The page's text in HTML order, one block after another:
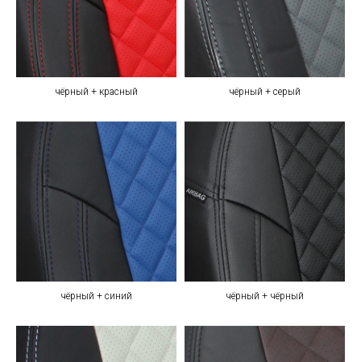
чёрный + красный чёрный + серый
чёрный + синий чёрный + чёрный